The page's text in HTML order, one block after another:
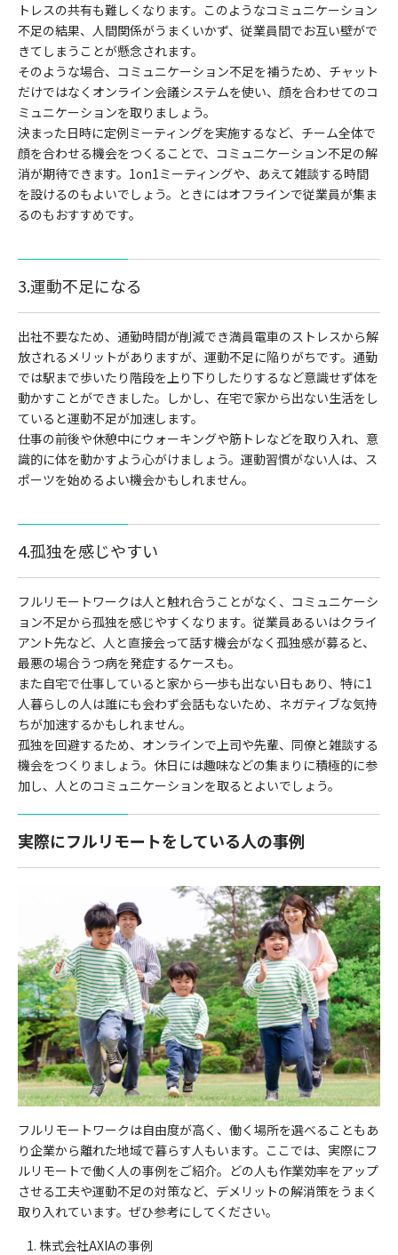
トレスの共有も難しくなります。このようなコミュニケーション
不足の結果、人間関係がうまくいかず、従業員間でお互い壁がで
きてしまうことが懸念されます。
そのような場合、コミュニケーション不足を補うため、チャット
だけではなくオンライン会議システムを使い、顔を合わせてのコ
ミュニケーションを取りましょう。
決まった日時に定例ミーティングを実施するなど、チーム全体で
顔を合わせる機会をつくることで、コミュニケーション不足の解
消が期待できます。1on1ミーティングや、あえて雑談する時間
を設けるのもよいでしょう。ときにはオフラインで従業員が集ま
るのもおすすめです。
3.運動不足になる
出社不要なため、通勤時間が削減でき満員電車のストレスから解
放されるメリットがありますが、運動不足に陥りがちです。通勤
では駅まで歩いたり階段を上り下りしたりするなど意識せず体を
動かすことができました。しかし、在宅で家から出ない生活をし
ていると運動不足が加速します。
仕事の前後や休憩中にウォーキングや筋トレなどを取り入れ、意
識的に体を動かすよう心がけましょう。運動習慣がない人は、ス
ポーツを始めるよい機会かもしれません。
4.孤独を感じやすい
フルリモートワークは人と触れ合うことがなく、コミュニケーシ
ョン不足から孤独を感じやすくなります。従業員あるいはクライ
アント先など、人と直接会って話す機会がなく孤独感が募ると、
最悪の場合うつ病を発症するケースも。
また自宅で仕事していると家から一歩も出ない日もあり、特に1
人暮らしの人は誰にも会わず会話もないため、ネガティブな気持
ちが加速するかもしれません。
孤独を回避するため、オンラインで上司や先輩、同僚と雑談する
機会をつくりましょう。休日には趣味などの集まりに積極的に参
加し、人とのコミュニケーションを取るとよいでしょう。
実際にフルリモートをしている人の事例
フルリモートワークは自由度が高く、働く場所を選べることもあ
り企業から離れた地域で暮らす人もいます。ここでは、実際にフ
ルリモートで働く人の事例をご紹介。どの人も作業効率をアップ
させる工夫や運動不足の対策など、デメリットの解消策をうまく
取り入れています。ぜひ参考にしてください。
株式会社AXIAの事例